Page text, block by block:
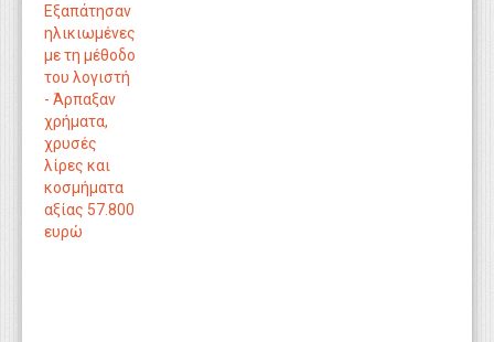
Εξαπάτησαν
ηλικιωμένες
με τη μέθοδο
του λογιστή
- Άρπαξαν
χρήματα,
χρυσές
λίρες και
κοσμήματα
αξίας 57.800
ευρώ